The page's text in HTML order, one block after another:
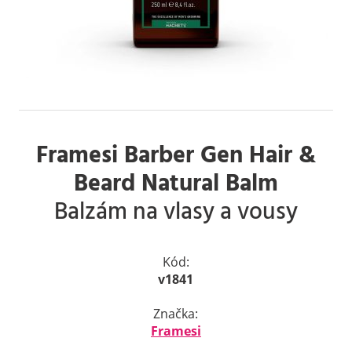
Framesi Barber Gen Hair &
Beard Natural Balm
Balzám na vlasy a vousy
Kód:
v1841
Značka:
Framesi